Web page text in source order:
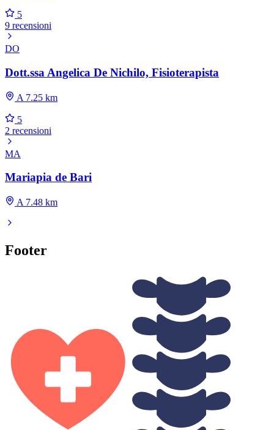
5
9 recensioni
DO
Dott.ssa Angelica De Nichilo, Fisioterapista
A 7.25 km
5
2 recensioni
MA
Mariapia de Bari
A 7.48 km
Footer